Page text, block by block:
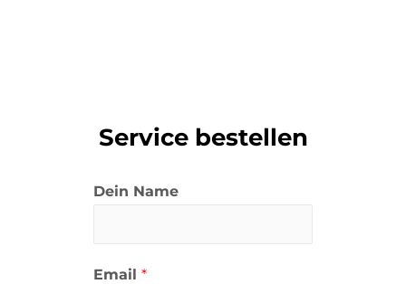
Service bestellen
Dein Name
Email *